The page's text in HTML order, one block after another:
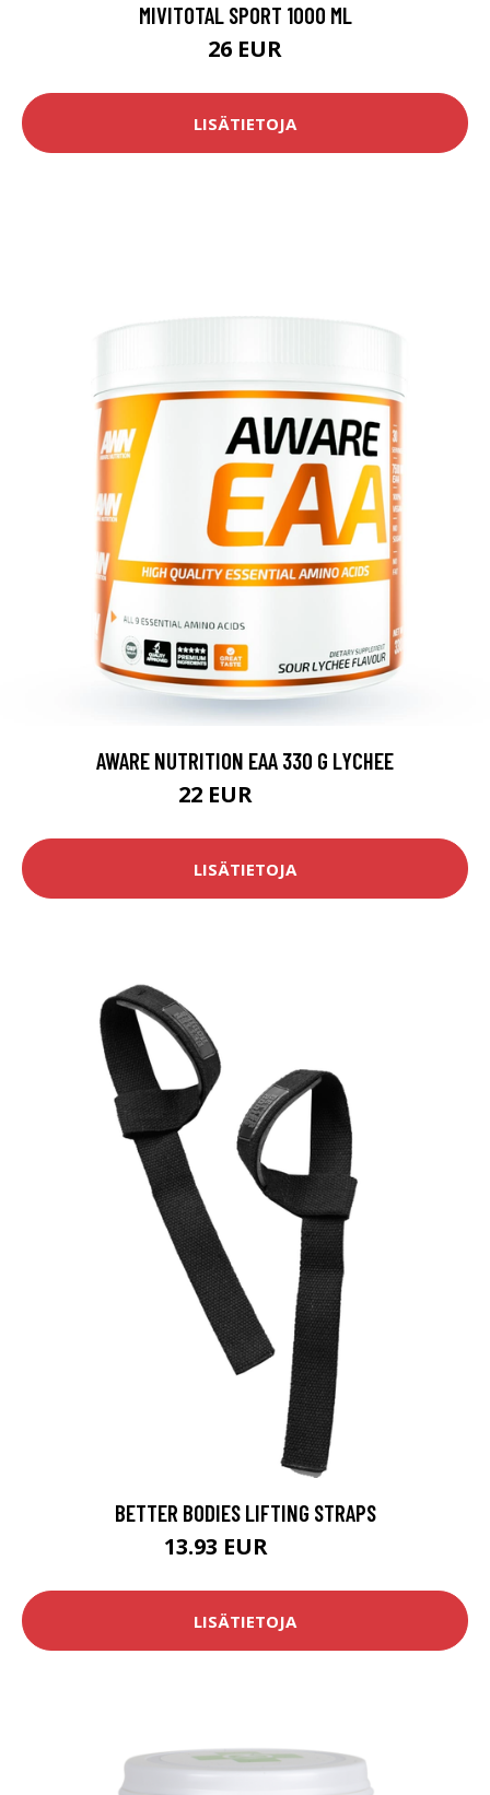
MIVITOTAL SPORT 1000 ML
26 EUR
LISÄTIETOJA
AWARE NUTRITION EAA 330 G LYCHEE
22 EUR
LISÄTIETOJA
BETTER BODIES LIFTING STRAPS
13.93 EUR
LISÄTIETOJA